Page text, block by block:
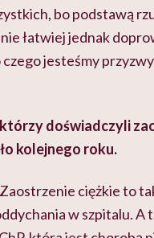
bo podstawą
łatwiej jednak
jesteśmy
doświadczyli
kolejnego roku.
ciężkie to
w szpitalu. A